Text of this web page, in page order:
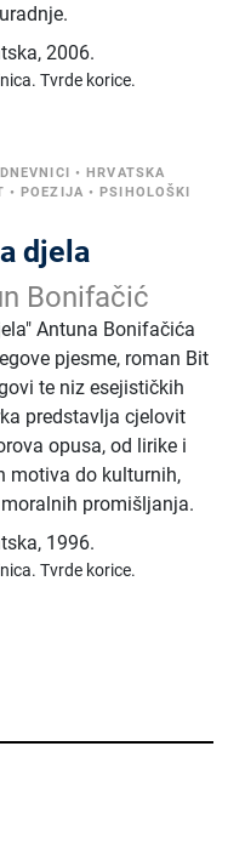
,2006.
Tvrde korice.
•HRVATSKA
•POEZIJA •PSIHOLOŠKI
djela
Bonifačić
Antuna Bonifačića
pjesme, roman Bit
te niz esejističkih
predstavlja cjelovit
opusa, od lirike i
motiva do kulturnih,
promišljanja.
, 1996.
Tvrde korice.